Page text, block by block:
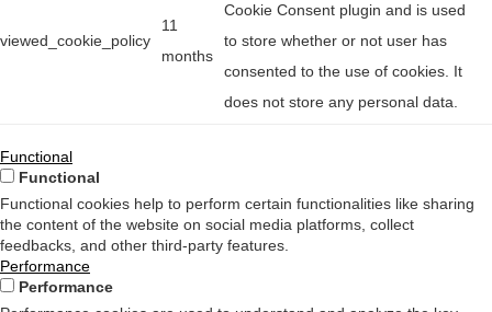
viewed_cookie_policy
11
months
Cookie Consent plugin and is used
to store whether or not user has
consented to the use of cookies. It
does not store any personal data.
Functional
Functional
Functional cookies help to perform certain functionalities like sharing
the content of the website on social media platforms, collect
feedbacks, and other third-party features.
Performance
Performance